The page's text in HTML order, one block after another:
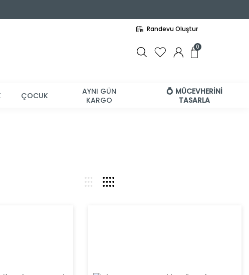
Randevu Oluştur
0
ÇOCUK
AYNI GÜN
KARGO
💍 MÜCEVHERİNİ
TASARLA